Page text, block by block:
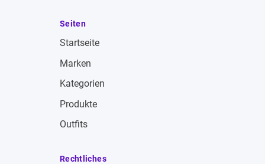
Seiten
Startseite
Marken
Kategorien
Produkte
Outfits
Rechtliches